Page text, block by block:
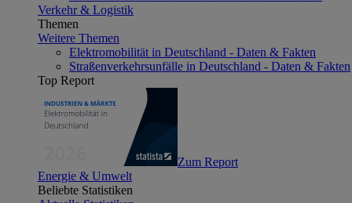
Verkehr & Logistik
Themen
Weitere Themen
Elektromobilität in Deutschland - Daten & Fakten
Straßenverkehrsunfälle in Deutschland - Daten & Fakten
Top Report
Zum Report
Energie & Umwelt
Beliebte Statistiken